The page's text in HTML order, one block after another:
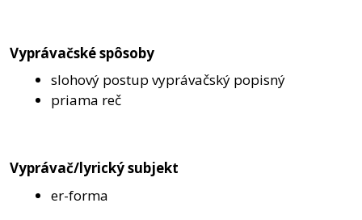
Vyprávačské spôsoby
slohový postup vyprávačský popisný
priama reč
Vyprávač/lyrický subjekt
er-forma